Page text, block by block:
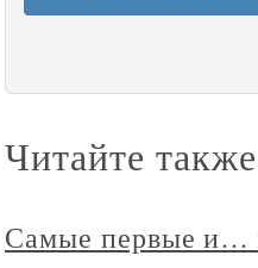
Читайте также
Самые первые и…